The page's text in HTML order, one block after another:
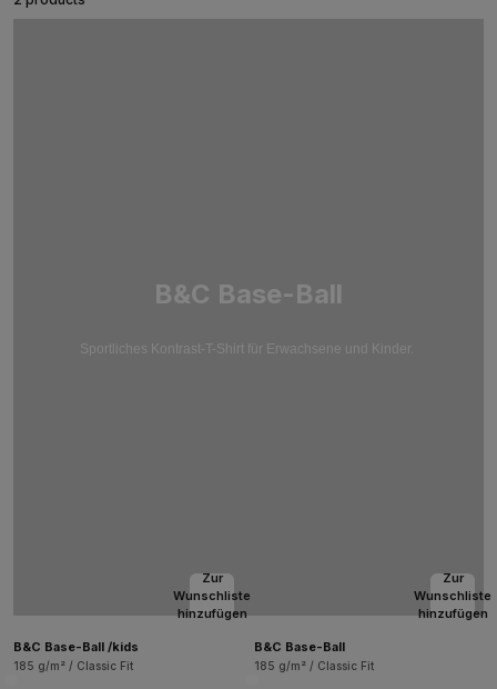
B&C Base-Ball
Sportliches Kontrast-T-Shirt für Erwachsene und Kinder.
Zur
Wunschliste
hinzufügen
B&C Base-Ball /kids
185 g/m² / Classic Fit
Zur
Wunschliste
hinzufügen
B&C Base-Ball
185 g/m² / Classic Fit